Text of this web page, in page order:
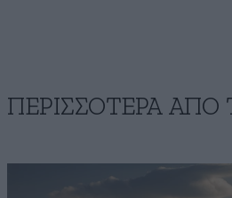
ΠΕΡΙΣΣΟΤΕΡΑ ΑΠΟ